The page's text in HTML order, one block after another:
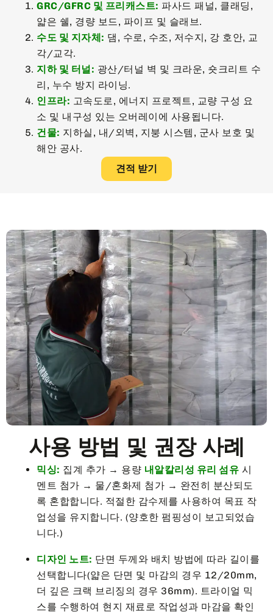
GRC/GFRC 및 프리캐스트: 파사드 패널, 클래딩,
얇은 쉘, 경량 보드, 파이프 및 슬래브.
수도 및 지자체: 댐, 수로, 수조, 저수지, 강 호안, 교
각/교각.
지하 및 터널: 광산/터널 벽 및 크라운, 숏크리트 수
리, 누수 방지 라이닝.
인프라: 고속도로, 에너지 프로젝트, 교량 구성 요
소 및 내구성 있는 오버레이에 사용됩니다.
건물: 지하실, 내/외벽, 지붕 시스템, 군사 보호 및
해안 공사.
견적 받기
사용 방법 및 권장 사례
믹싱: 집계 추가 → 용량 내알칼리성 유리 섬유 시
멘트 첨가 → 물/혼화제 첨가 → 완전히 분산되도
록 혼합합니다. 적절한 감수제를 사용하여 목표 작
업성을 유지합니다. (양호한 펌핑성이 보고되었습
니다.)
디자인 노트: 단면 두께와 배치 방법에 따라 길이를
선택합니다(얇은 단면 및 마감의 경우 12/20mm,
더 깊은 크랙 브리징의 경우 36mm). 트라이얼 믹
스를 수행하여 현지 재료로 작업성과 마감을 확인